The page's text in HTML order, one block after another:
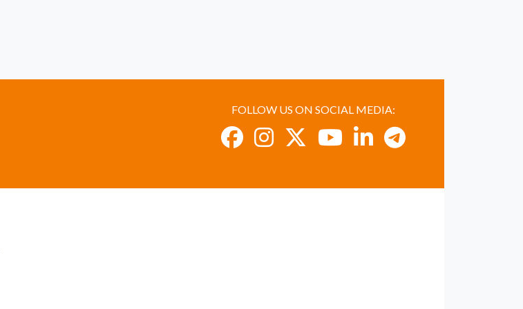
FOLLOW US ON SOCIAL MEDIA: